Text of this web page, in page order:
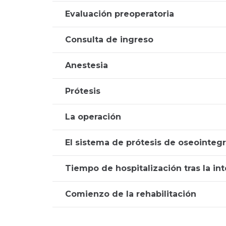
Evaluación preoperatoria
Consulta de ingreso
Anestesia
Prótesis
La operación
El sistema de prótesis de
Tiempo de hospitalización tras la
Comienzo de la rehabilitación